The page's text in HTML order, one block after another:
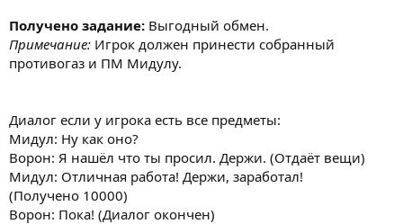
Получено задание: Выгодный обмен.
Примечание: Игрок должен принести собранный
противогаз и ПМ Мидулу.
Диалог если у игрока есть все предметы:
Мидул: Ну как оно?
Ворон: Я нашёл что ты просил. Держи. (Отдаёт вещи)
Мидул: Отличная работа! Держи, заработал!
(Получено 10000)
Ворон: Пока! (Диалог окончен)